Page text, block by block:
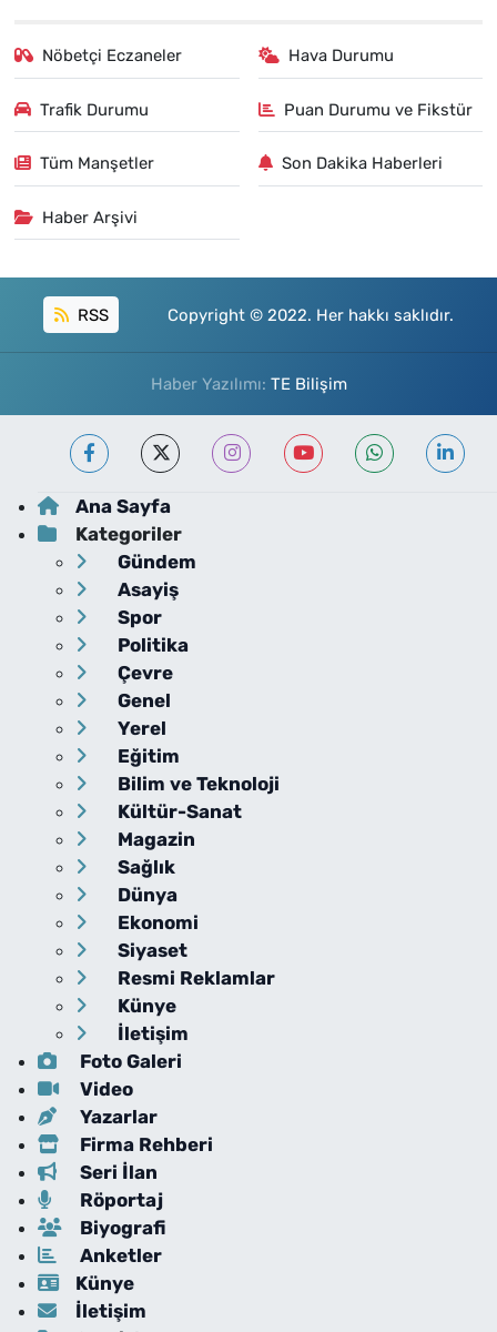
Nöbetçi Eczaneler Hava Durumu
Trafik Durumu Puan Durumu ve Fikstür
Tüm Manşetler Son Dakika Haberleri
Haber Arşivi
RSS Copyright © 2022. Her hakkı saklıdır.
Haber Yazılımı: TE Bilişim
Ana Sayfa
Kategoriler
Gündem
Asayiş
Spor
Politika
Çevre
Genel
Yerel
Eğitim
Bilim ve Teknoloji
Kültür-Sanat
Magazin
Sağlık
Dünya
Ekonomi
Siyaset
Resmi Reklamlar
Künye
İletişim
Foto Galeri
Video
Yazarlar
Firma Rehberi
Seri İlan
Röportaj
Biyografi
Anketler
Künye
İletişim